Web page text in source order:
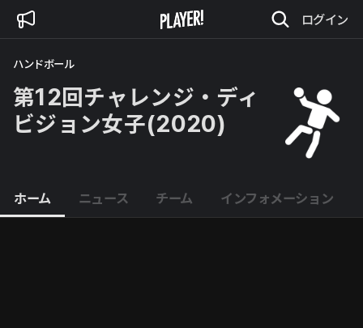
ログイン
ハンドボール
第12回チャレンジ・ディ
ビジョン女子(2020)
ホーム ニュース チーム インフォメーション